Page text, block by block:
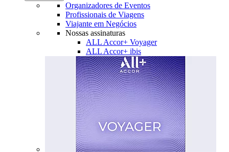
Organizadores de Eventos
Profissionais de Viagens
Viajante em Negócios
Nossas assinaturas
ALL Accor+ Voyager
ALL Accor+ ibis